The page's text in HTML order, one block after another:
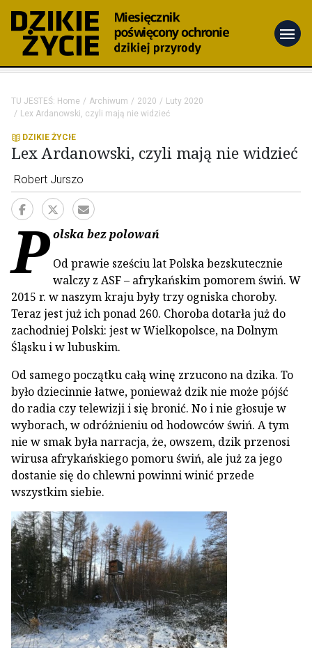
menu
TU JESTEŚ: Home Archiwum 2020
Luty 2020
Lex Ardanowski, czyli mają nie widzieć
DZIKIE ŻYCIE
Lex Ardanowski, czyli mają nie widzieć
Robert Jurszo
Polska bez polowań
Od prawie sześciu lat Polska bezskutecznie
walczy z ASF – afrykańskim pomorem świń. W
2015 r. w naszym kraju były trzy ogniska choroby.
Teraz jest już ich ponad 260. Choroba dotarła już do
zachodniej Polski: jest w Wielkopolsce, na Dolnym
Śląsku i w lubuskim.
Od samego początku całą winę zrzucono na dzika. To
było dziecinnie łatwe, ponieważ dzik nie może pójść
do radia czy telewizji i się bronić. No i nie głosuje w
wyborach, w odróżnieniu od hodowców świń. A tym
nie w smak była narracja, że, owszem, dzik przenosi
wirusa afrykańskiego pomoru świń, ale już za jego
dostanie się do chlewni powinni winić przede
wszystkim siebie.